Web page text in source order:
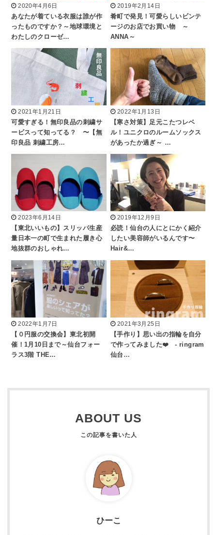
2020年4月6日
あなたが着ている衣服は誰が作
ったものですか？～地球環境と
わたしのクローゼ…
2019年2月14日
肴町で発見！可愛らしいビンテ
ージのお店でお買い物 ～
ANNA～
2021年1月21日
可愛すぎる！無印良品の刺繍サ
ービスって知ってる？ 〜【無
印良品 刺繍工房…
2022年1月13日
【寒さ対策】足元こたつレベ
ル！ユニクロのルームソックス
があったか過ぎ～ …
2023年6月14日
【東北いいもの】スリッパ生産
量日本一の町で生まれた履き心
地抜群のおしゃれ…
2019年12月9日
必読！仙台の人にとにかく紹介
したい美容師がいるんです〜
Hair&…
2022年1月7日
【０円服の交換会】東北初開
催！1月10日まで～仙台フォー
ラス3階 THE…
2021年3月25日
【手作り】思い出の指輪を自分
で作ってみました❤️ - ringram
仙台…
ABOUT US
ひーこ